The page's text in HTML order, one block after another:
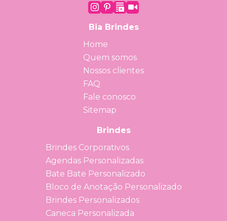
Bia Brindes
Home
Quem somos
Nossos clientes
FAQ
Fale conosco
Sitemap
Brindes
Brindes Corporativos
Agendas Personalizadas
Bate Bate Personalizado
Bloco de Anotação Personalizado
Brindes Personalizados
Caneca Personalizada